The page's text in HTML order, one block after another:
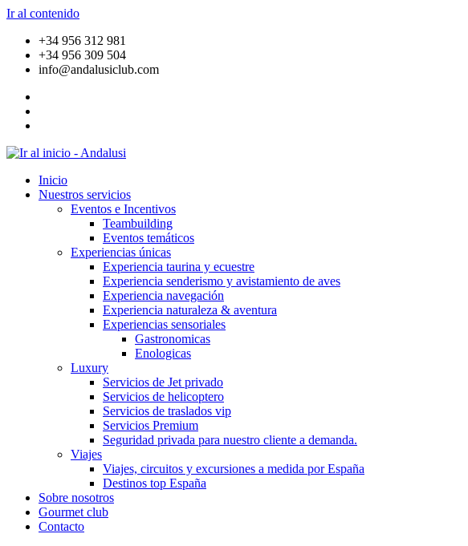
Ir al contenido
+34 956 312 981
+34 956 309 504
info@andalusiclub.com
Inicio
Nuestros servicios
Eventos e Incentivos
Teambuilding
Eventos temáticos
Experiencias únicas
Experiencia taurina y ecuestre
Experiencia senderismo y avistamiento de aves
Experiencia navegación
Experiencia naturaleza & aventura
Experiencias sensoriales
Gastronomicas
Enologicas
Luxury
Servicios de Jet privado
Servicios de helicoptero
Servicios de traslados vip
Servicios Premium
Seguridad privada para nuestro cliente a demanda.
Viajes
Viajes, circuitos y excursiones a medida por España
Destinos top España
Sobre nosotros
Gourmet club
Contacto